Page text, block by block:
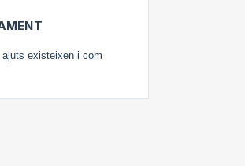
ajuts existeixen i com